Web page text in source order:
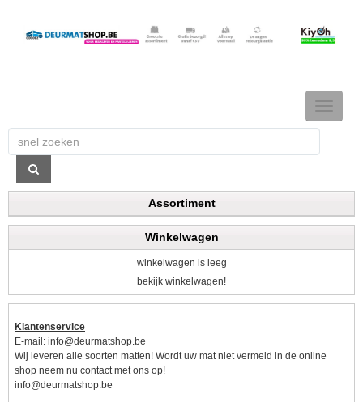
TOGGLE
Assortiment
Winkelwagen
winkelwagen is leeg
bekijk winkelwagen!
Klantenservice
E-mail: info@deurmatshop.be
Wij leveren alle soorten matten! Wordt uw mat niet vermeld in de online
shop neem nu contact met ons op!
info@deurmatshop.be